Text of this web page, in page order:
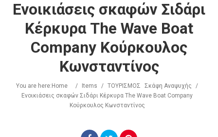
Search
Ενοικιάσεις σκαφών Σιδάρι
Κέρκυρα The Wave Boat
Company Κούρκουλος
Κωνσταντίνος
You are here: Home / Items / ΤΟΥΡΙΣΜΟΣ Σκάφη Αναψυχής
/
Ενοικιάσεις σκαφών Σιδάρι Κέρκυρα The Wave Boat Company
Κούρκουλος Κωνσταντίνος